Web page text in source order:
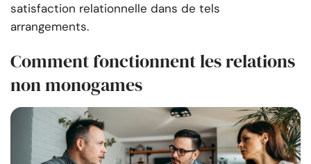
satisfaction relationnelle dans de tels
arrangements.
Comment fonctionnent les relations
non monogames